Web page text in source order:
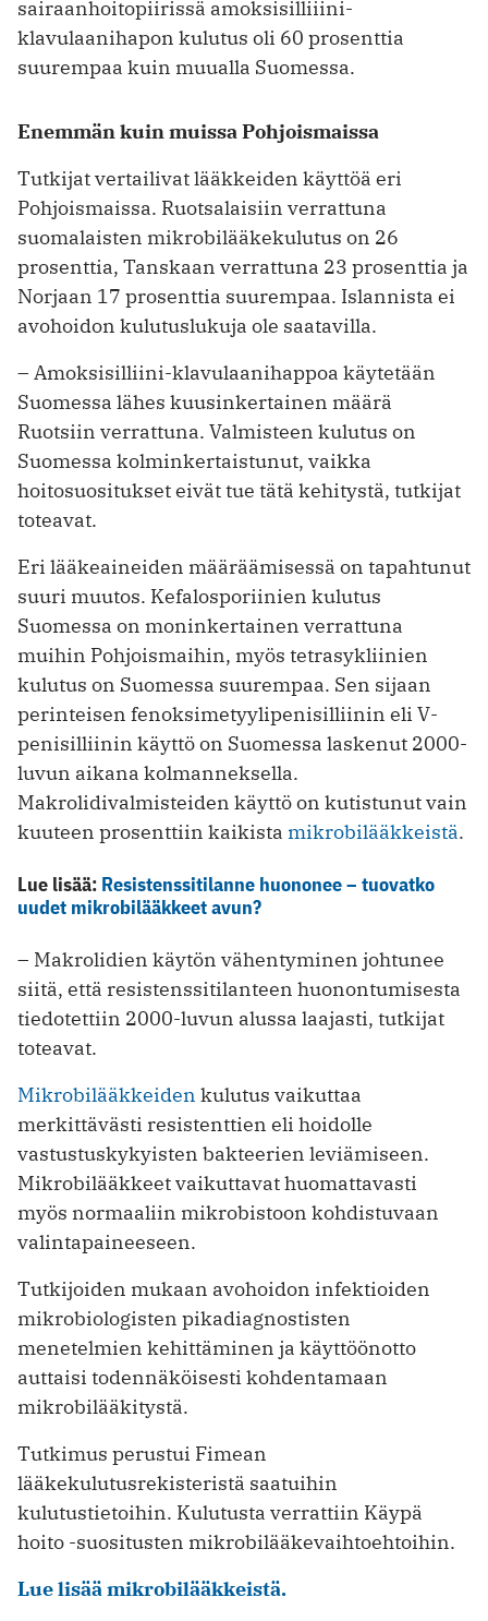
sairaanhoitopiirissä amoksisilliiini-
klavulaanihapon kulutus oli 60 prosenttia
suurempaa kuin muualla Suomessa.
Enemmän kuin muissa Pohjoismaissa
Tutkijat vertailivat lääkkeiden käyttöä eri
Pohjoismaissa. Ruotsalaisiin verrattuna
suomalaisten mikrobilääkekulutus on 26
prosenttia, Tanskaan verrattuna 23 prosenttia ja
Norjaan 17 prosenttia suurempaa. Islannista ei
avohoidon kulutuslukuja ole saatavilla.
– Amoksisilliini-klavulaanihappoa käytetään
Suomessa lähes kuusinkertainen määrä
Ruotsiin verrattuna. Valmisteen kulutus on
Suomessa kolminkertaistunut, vaikka
hoitosuositukset eivät tue tätä kehitystä, tutkijat
toteavat.
Eri lääkeaineiden määräämisessä on tapahtunut
suuri muutos. Kefalosporiinien kulutus
Suomessa on moninkertainen verrattuna
muihin Pohjoismaihin, myös tetrasykliinien
kulutus on Suomessa suurempaa. Sen sijaan
perinteisen fenoksimetyylipenisilliinin eli V-
penisilliinin käyttö on Suomessa laskenut 2000-
luvun aikana kolmanneksella.
Makrolidivalmisteiden käyttö on kutistunut vain
kuuteen prosenttiin kaikista mikrobilääkkeistä.
Lue lisää: Resistenssitilanne huononee – tuovatko
uudet mikrobilääkkeet avun?
– Makrolidien käytön vähentyminen johtunee
siitä, että resistenssitilanteen huonontumisesta
tiedotettiin 2000-luvun alussa laajasti, tutkijat
toteavat.
Mikrobilääkkeiden kulutus vaikuttaa
merkittävästi resistenttien eli hoidolle
vastustuskykyisten bakteerien leviämiseen.
Mikrobilääkkeet vaikuttavat huomattavasti
myös normaaliin mikrobistoon kohdistuvaan
valintapaineeseen.
Tutkijoiden mukaan avohoidon infektioiden
mikrobiologisten pikadiagnostisten
menetelmien kehittäminen ja käyttöönotto
auttaisi todennäköisesti kohdentamaan
mikrobilääkitystä.
Tutkimus perustui Fimean
lääkekulutusrekisteristä saatuihin
kulutustietoihin. Kulutusta verrattiin Käypä
hoito -suositusten mikrobilääkevaihtoehtoihin.
Lue lisää mikrobilääkkeistä.